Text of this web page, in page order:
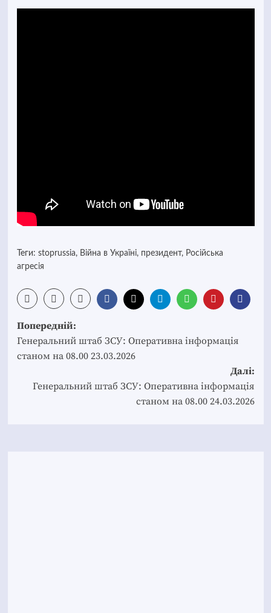
Теги: stoprussia, Війна в Україні, президент, Російська
агресія
Post
navigation
Попередній:
Генеральний штаб ЗСУ: Оперативна інформація
станом на 08.00 23.03.2026
Далі:
Генеральний штаб ЗСУ: Оперативна інформація
станом на 08.00 24.03.2026